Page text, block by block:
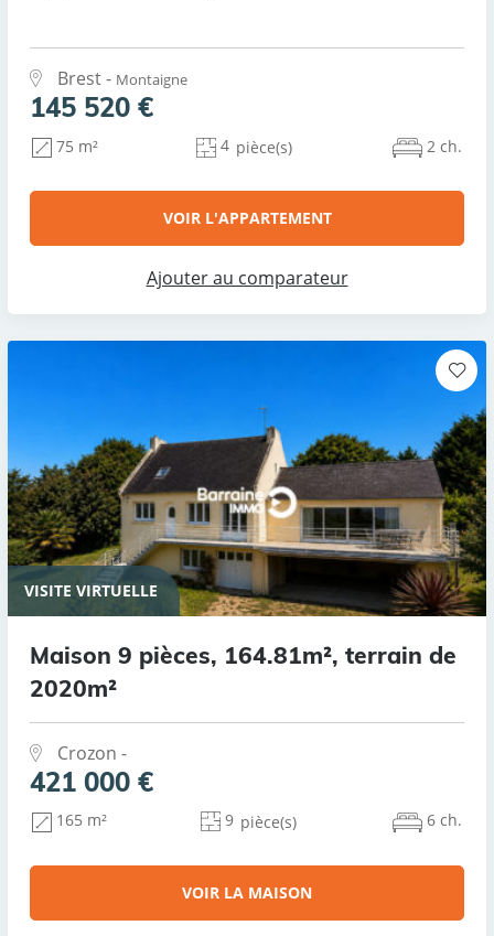
Brest - Montaigne
145 520 €
75 m² 4 pièce(s) 2 ch.
VOIR L'APPARTEMENT
Ajouter au comparateur
VISITE VIRTUELLE
Maison 9 pièces, 164.81m², terrain de
2020m²
Crozon -
421 000 €
165 m² 9 pièce(s) 6 ch.
VOIR LA MAISON